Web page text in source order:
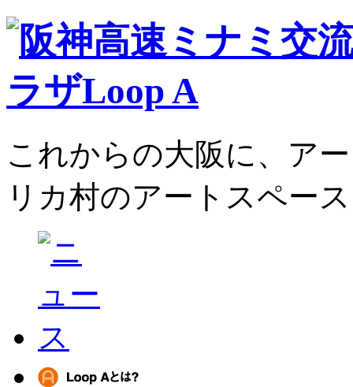
これからの大阪に、ア
リカ村のアートスペー